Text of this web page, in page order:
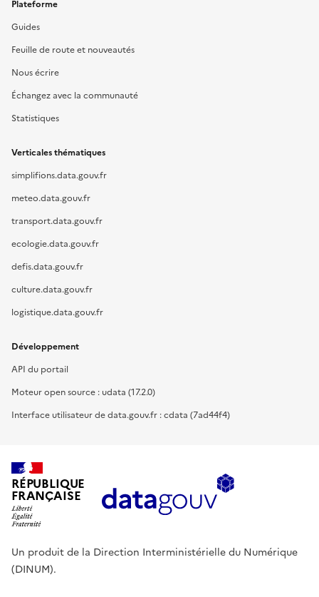
Plateforme
Guides
Feuille de route et nouveautés
Nous écrire
Échangez avec la communauté
Statistiques
Verticales thématiques
simplifions.data.gouv.fr
meteo.data.gouv.fr
transport.data.gouv.fr
ecologie.data.gouv.fr
defis.data.gouv.fr
culture.data.gouv.fr
logistique.data.gouv.fr
Développement
API du portail
Moteur open source : udata (17.2.0)
Interface utilisateur de data.gouv.fr : cdata (7ad44f4)
RÉPUBLIQUE
FRANÇAISE
Un produit de la Direction Interministérielle du Numérique
(DINUM).